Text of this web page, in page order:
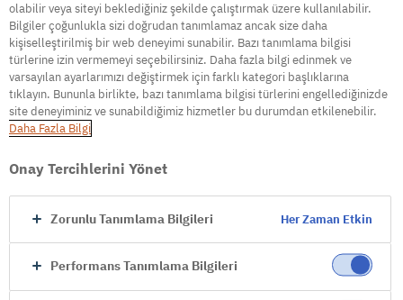
500
Internal Error Server
It seems we're experiencing some technical
difficulties. Try refreshing the page or go to the
olabilir veya siteyi beklediğiniz şekilde çalıştırmak üzere kullanılabilir.
Bilgiler çoğunlukla sizi doğrudan tanımlamaz ancak size daha
kişiselleştirilmiş bir web deneyimi sunabilir. Bazı tanımlama bilgisi
türlerine izin vermemeyi seçebilirsiniz. Daha fazla bilgi edinmek ve
varsayılan ayarlarımızı değiştirmek için farklı kategori başlıklarına
tıklayın. Bununla birlikte, bazı tanımlama bilgisi türlerini engellediğinizde
site deneyiminiz ve sunabildiğimiz hizmetler bu durumdan etkilenebilir.
Daha Fazla Bilgi
Onay Tercihlerini Yönet
Zorunlu Tanımlama Bilgileri Her Zaman Etkin
Performans Tanımlama Bilgileri